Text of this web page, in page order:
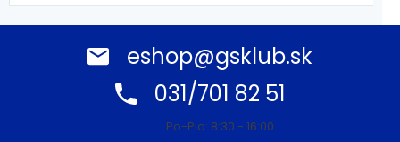
eshop@gsklub.sk
031/701 82 51
Po-Pia: 8:30 - 16:00